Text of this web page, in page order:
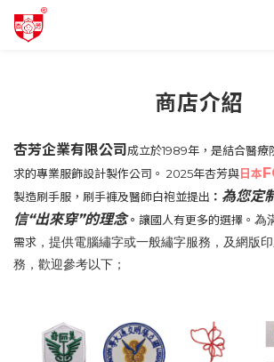
商店介紹
杏芳企業有限公司 成立於1989年，是結合醫療
求的專業服飾設計製作公司。 2025年杏芳與日本
製造刷手服，刷手褲及醫師白袍並提出 ： 為您定
信“出來穿”的理念。 讓國人有更多的選擇。 為
需求 ，提供電腦繡字或一般繡字服務 ，及網版
務，歡迎參考以下；